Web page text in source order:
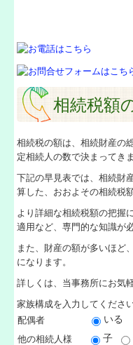
ホーム
業務案内
交通案内
相続税はこちらから
経営理念
所得税の改正
セミナー案内
経営革新等支援機関とは
相続税額
相続税の額は、相続財産の
定相続人の数で決まってきま
下記の早見表では、相続財
算した、おおよその相続税
より詳細な相続税額の把握
適用など、専門的な知識が
また、財産の額が多いほど
になります。
詳しくは、当事務所にお気
家族構成を入力してください
配偶者
いる
他の相続人様 子